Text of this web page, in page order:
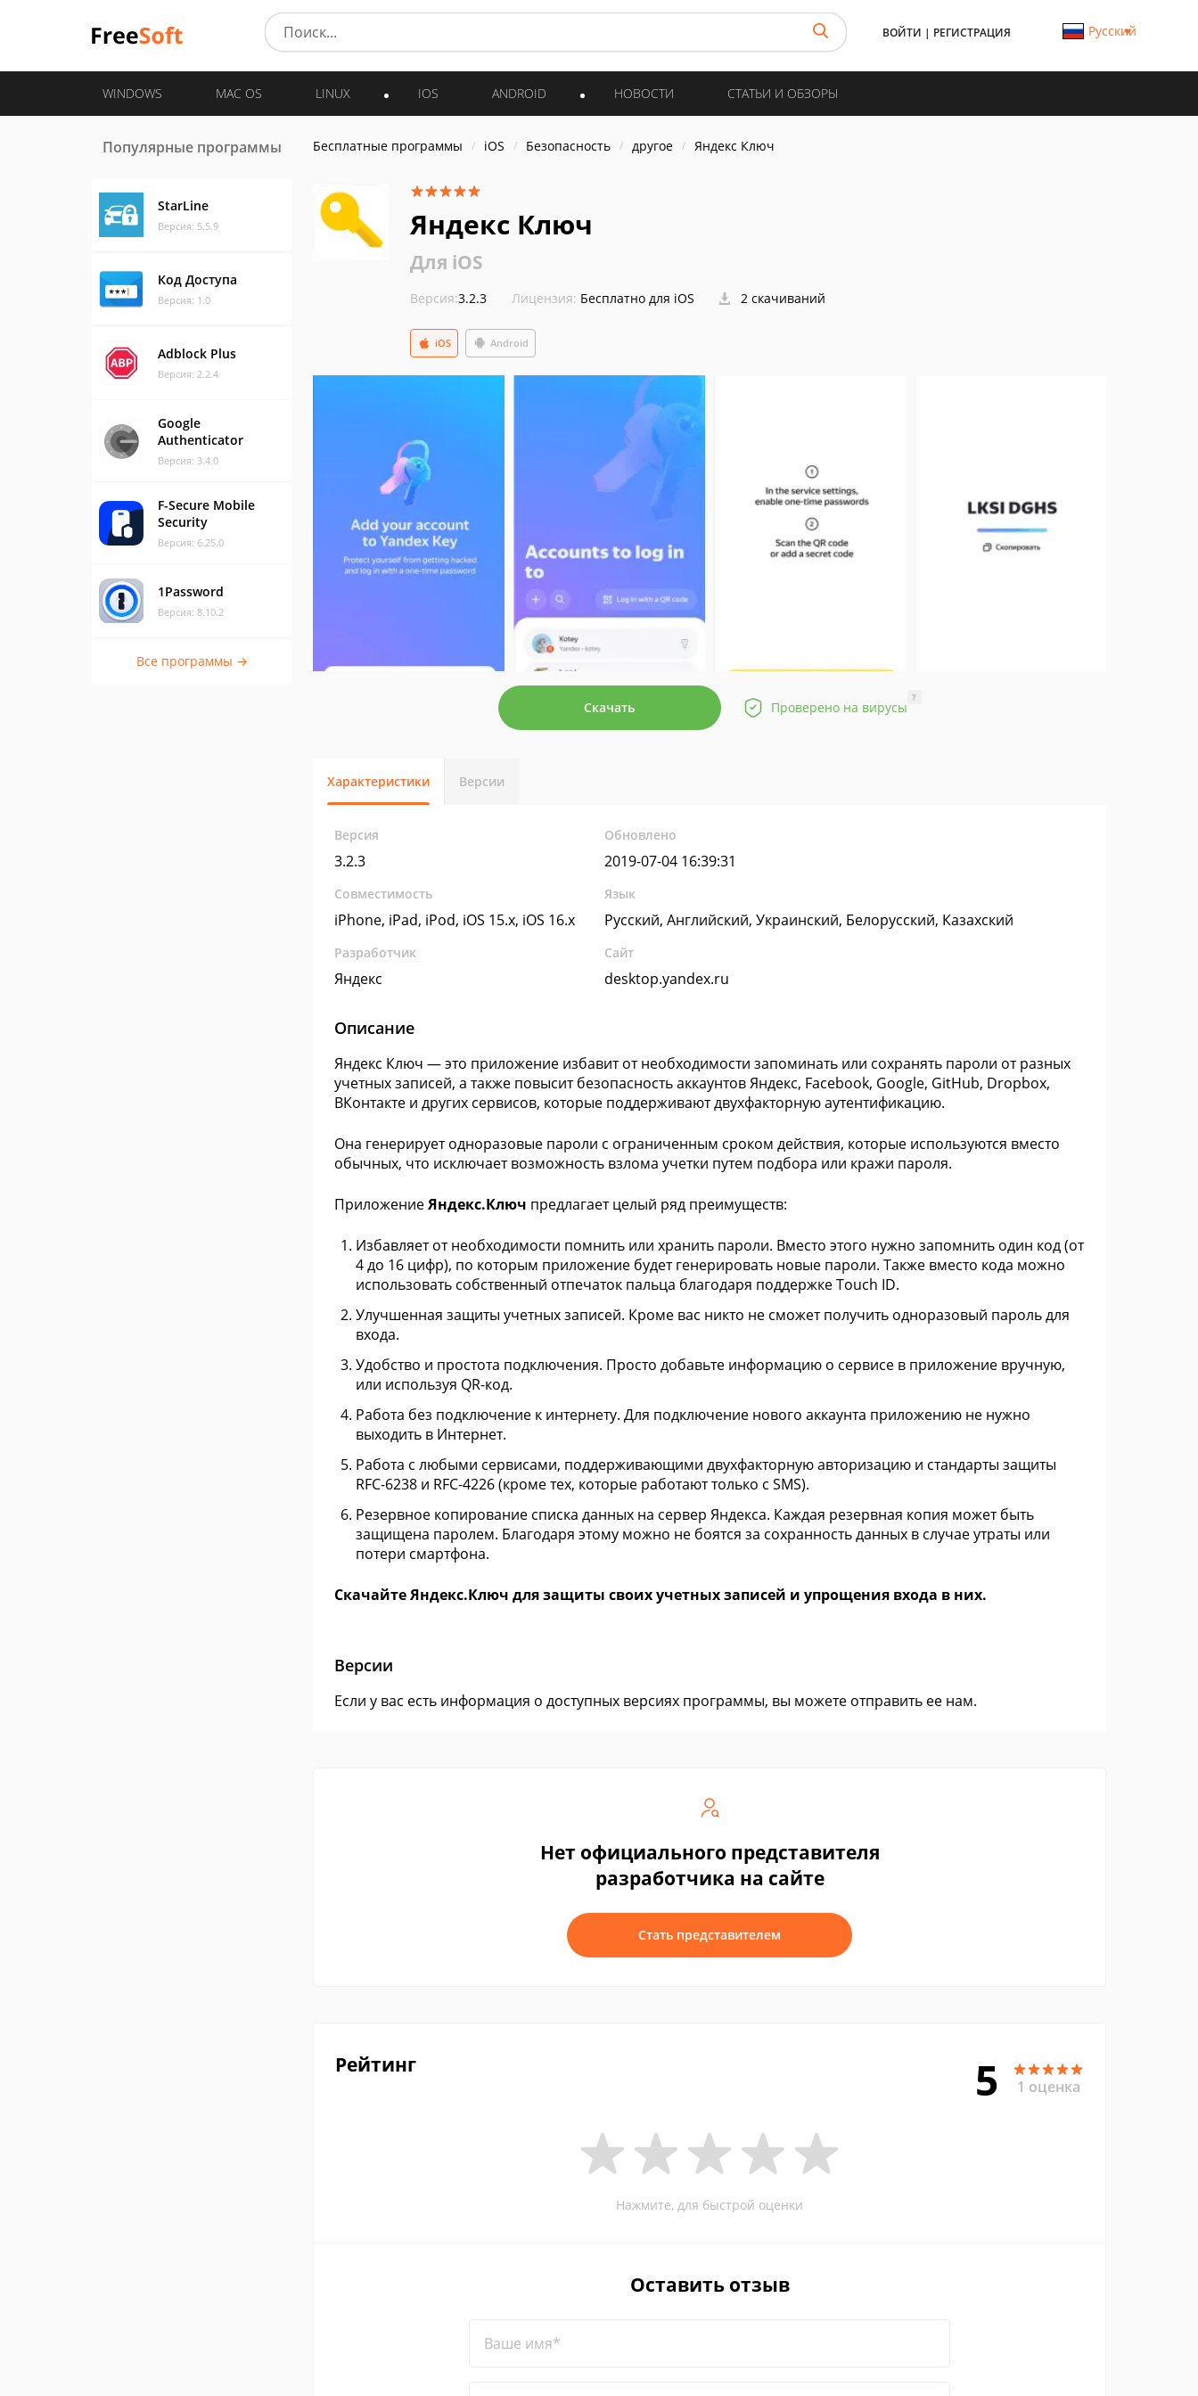
ВОЙТИ | РЕГИСТРАЦИЯ Русский
WINDOWS MAC OS LINUX IOS ANDROID НОВОСТИ СТАТЬИ И ОБЗОРЫ
Популярные программы
StarLine
Версия: 5.5.9
Код Доступа
Версия: 1.0
Adblock Plus
Версия: 2.2.4
Google
Authenticator
Версия: 3.4.0
F-Secure Mobile
Security
Версия: 6.25.0
1Password
Версия: 8.10.2
Все программы →
Бесплатные программы iOS Безопасность другое Яндекс Ключ
Яндекс Ключ
Для iOS
Версия:3.2.3 Лицензия: Бесплатно для iOS 2 скачиваний
Android
iOS
Скачать Проверено на вирусы
?
Характеристики Версии
Версия
3.2.3
Обновлено
2019-07-04 16:39:31
Совместимость
iPhone, iPad, iPod, iOS 15.x, iOS 16.x
Язык
Русский, Английский, Украинский, Белорусский, Казахский
Разработчик
Яндекс
Сайт
desktop.yandex.ru
Описание
Яндекс Ключ — это приложение избавит от необходимости запоминать или сохранять пароли от разных
учетных записей, а также повысит безопасность аккаунтов Яндекс, Facebook, Google, GitHub, Dropbox,
ВКонтакте и других сервисов, которые поддерживают двухфакторную аутентификацию.
Она генерирует одноразовые пароли с ограниченным сроком действия, которые используются вместо
обычных, что исключает возможность взлома учетки путем подбора или кражи пароля.
ПриложениеЯндекс.Ключ предлагает целый ряд преимуществ:
Избавляет от необходимости помнить или хранить пароли. Вместо этого нужно запомнить один код (от
4 до 16 цифр), по которым приложение будет генерировать новые пароли. Также вместо кода можно
использовать собственный отпечаток пальца благодаря поддержке Touch ID.
Улучшенная защиты учетных записей. Кроме вас никто не сможет получить одноразовый пароль для
входа.
Удобство и простота подключения. Просто добавьте информацию о сервисе в приложение вручную,
или используя QR-код.
Работа без подключение к интернету. Для подключение нового аккаунта приложению не нужно
выходить в Интернет.
Работа с любыми сервисами, поддерживающими двухфакторную авторизацию и стандарты защиты
RFC-6238 и RFC-4226 (кроме тех, которые работают только с SMS).
Резервное копирование списка данных на сервер Яндекса. Каждая резервная копия может быть
защищена паролем. Благодаря этому можно не боятся за сохранность данных в случае утраты или
потери смартфона.
Скачайте Яндекс.Ключ для защиты своих учетных записей и упрощения входа в них.
Версии
Если у вас есть информация о доступных версиях программы, вы можете отправить ее нам.
Нет официального представителя
разработчика на сайте
Стать представителем
Рейтинг 5 1 оценка
Нажмите, для быстрой оценки
Оставить отзыв
Ваше имя*